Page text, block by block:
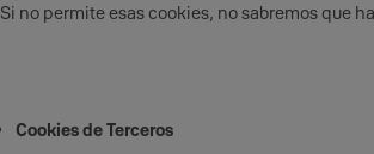
Si no permite esas cookies, no sabremos que
Cookies de Terceros